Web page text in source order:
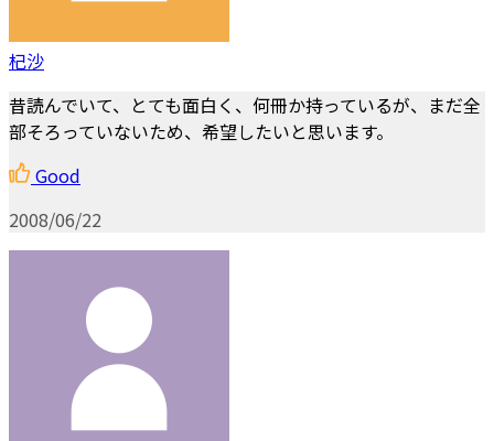
杞沙
昔読んでいて、とても面白く、何冊か持っているが、まだ全
部そろっていないため、希望したいと思います。
Good
2008/06/22